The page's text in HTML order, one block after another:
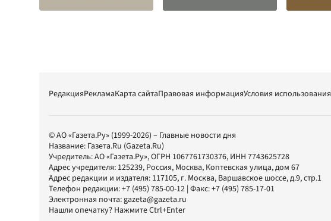
РедакцияРекламаКарта сайтаПравовая информацияУсловия использования
© АО «Газета.Ру» (1999-2026) – Главные новости дня
Название: Газета.Ru (Gazeta.Ru)
Учредитель:АО «Газета.Ру», ОГРН 1067761730376, ИНН 7743625728
Адрес учредителя: 125239, Россия, Москва, Коптевская улица, дом 67
Адрес редакции и издателя: 117105, г. Москва, Варшавское шоссе, д.9, стр.1
Телефон редакции:+7 (495) 785-00-12 | Факс:+7 (495) 785-17-01
Электронная почта:gazeta@gazeta.ru
Нашли опечатку? Нажмите Ctrl+Enter